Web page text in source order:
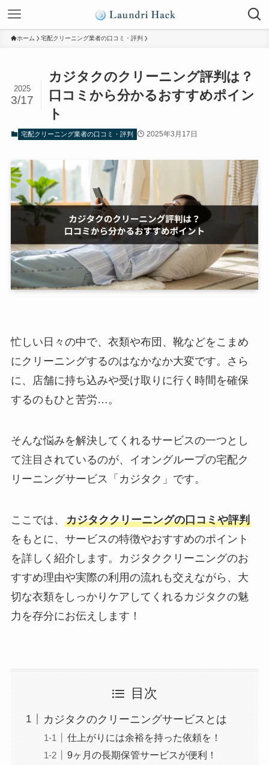
ホーム 宅配クリーニング業者の口コミ・評判
カジタクのクリーニング評判は？
口コミから分かるおすすめポイン
ト
2025
3/17
宅配クリーニング業者の口コミ・評判 2025年3月17日
忙しい日々の中で、衣類や布団、靴などをこまめ
にクリーニングするのはなかなか大変です。さら
に、店舗に持ち込みや受け取りに行く時間を確保
するのもひと苦労…。
そんな悩みを解決してくれるサービスの一つとし
て注目されているのが、イオングループの宅配ク
リーニングサービス「カジタク」です。
ここでは、 カジタククリーニングの口コミや評判
をもとに、サービスの特徴やおすすめのポイント
を詳しく紹介します。カジタククリーニングのお
すすめ理由や実際の利用の流れも交えながら、大
切な衣類をしっかりケアしてくれるカジタクの魅
力を存分にお伝えします！
目次
カジタクのクリーニングサービスとは
仕上がりには余裕を持った依頼を！
9ヶ月の長期保管サービスが便利！